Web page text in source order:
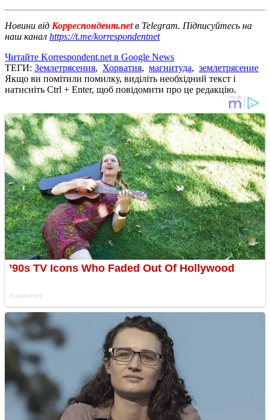
Новини від Корреспондент.netв Telegram. Підписуйтесь на
наш канал https://t.me/korrespondentnet
Читайте Korrespondent.net в Google News
ТЕГИ: Землетрясения, Хорватия, магнитуда, землетрясение
Якщо ви помітили помилку, виділіть необхідний текст і
натисніть Ctrl + Enter, щоб повідомити про це редакцію.